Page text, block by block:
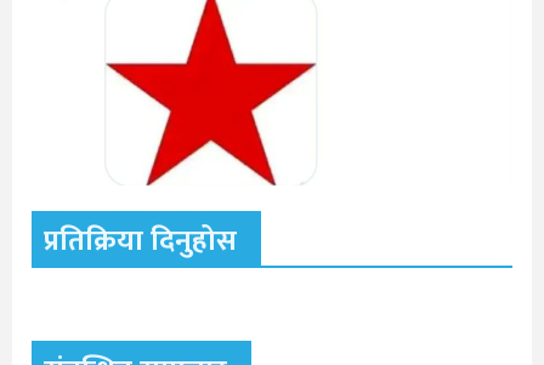
प्रतिक्रिया दिनुहोस